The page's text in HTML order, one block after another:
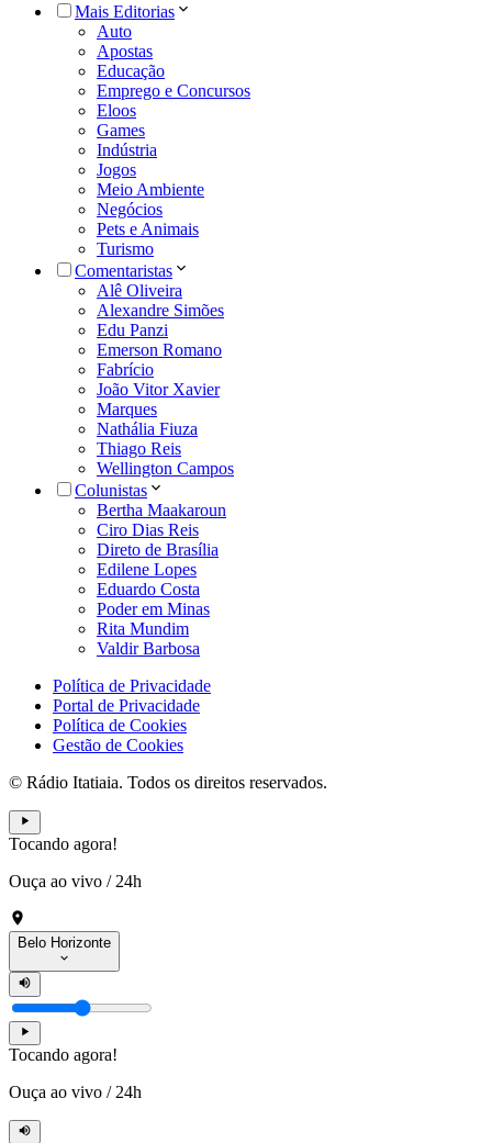
Mais Editorias
Auto
Apostas
Educação
Emprego e Concursos
Eloos
Games
Indústria
Jogos
Meio Ambiente
Negócios
Pets e Animais
Turismo
Comentaristas
Alê Oliveira
Alexandre Simões
Edu Panzi
Emerson Romano
Fabrício
João Vitor Xavier
Marques
Nathália Fiuza
Thiago Reis
Wellington Campos
Colunistas
Bertha Maakaroun
Ciro Dias Reis
Direto de Brasília
Edilene Lopes
Eduardo Costa
Poder em Minas
Rita Mundim
Valdir Barbosa
Política de Privacidade
Portal de Privacidade
Política de Cookies
Gestão de Cookies
© Rádio Itatiaia. Todos os direitos reservados.
Tocando agora!
Ouça ao vivo / 24h
Belo Horizonte
Tocando agora!
Ouça ao vivo / 24h